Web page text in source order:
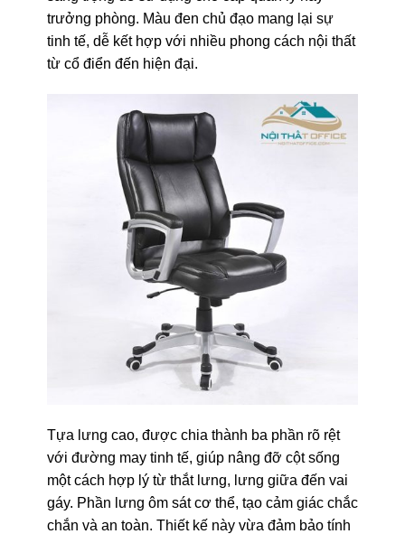
trưởng phòng. Màu đen chủ đạo mang lại sự
tinh tế, dễ kết hợp với nhiều phong cách nội thất
từ cổ điển đến hiện đại.
Tựa lưng cao, được chia thành ba phần rõ rệt
với đường may tinh tế, giúp nâng đỡ cột sống
một cách hợp lý từ thắt lưng, lưng giữa đến vai
gáy. Phần lưng ôm sát cơ thể, tạo cảm giác chắc
chắn và an toàn. Thiết kế này vừa đảm bảo tính